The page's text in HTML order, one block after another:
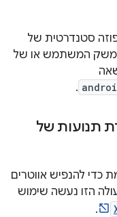
סטנדרטית של
המשתמש או של
.
תנועות של
כדי להנפיש אווטרים
הזו נעשה שימוש
.